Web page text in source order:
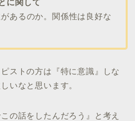
に関して
あるのか。関係性は良好な
ストの方は『特に意識』しな
いなと思います。
の話をしたんだろう』と考え